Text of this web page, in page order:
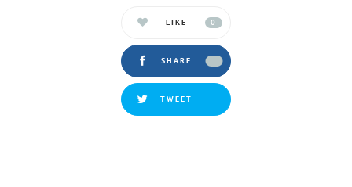
LIKE 0
SHARE
TWEET